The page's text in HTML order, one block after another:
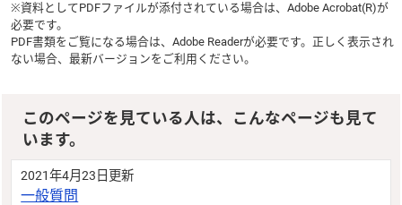
※資料としてPDFファイルが添付されている場合は、Adobe Acrobat(R)が
必要です。
PDF書類をご覧になる場合は、Adobe Readerが必要です。正しく表示され
ない場合、最新バージョンをご利用ください。
このページを見ている人は、こんなページも見て
います。
2021年4月23日更新
一般質問